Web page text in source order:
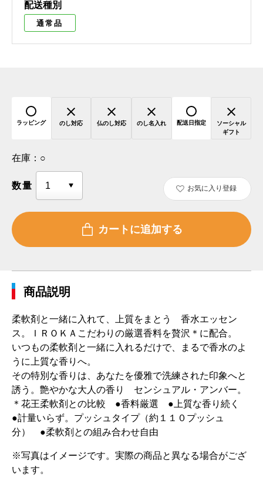
配送種別
通常品
ラッピング のし対応 仏のし対応 のし名入れ 配送日指定
ソーシャル
ギフト
在庫： ○
数量 お気に入り登録
商品説明
柔軟剤と一緒に入れて、上質をまとう 香水エッセン
ス。ＩＲＯＫＡこだわりの厳選香料を贅沢＊に配合。
いつもの柔軟剤と一緒に入れるだけで、まるで香水のよ
うに上質な香りへ。
その特別な香りは、あなたを優雅で洗練された印象へと
誘う。艶やかな大人の香り センシュアル・アンバー。
＊花王柔軟剤との比較 ●香料厳選 ●上質な香り続く
●計量いらず。プッシュタイプ（約１１０プッシュ
分） ●柔軟剤との組み合わせ自由
※写真はイメージです。実際の商品と異なる場合がござ
います。